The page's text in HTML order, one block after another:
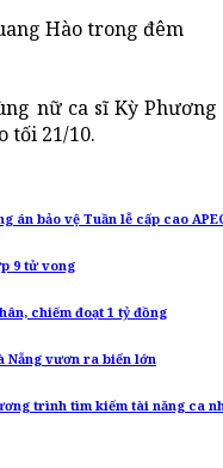
Hào trong đêm
nữ ca sĩ Kỳ
tối 21/10.
án bảo vệ Tuần lễ cấp cao
9 tử vong
chiếm đoạt 1 tỷ đồng
Nẵng vươn ra biển lớn
trình tìm kiếm tài năng ca